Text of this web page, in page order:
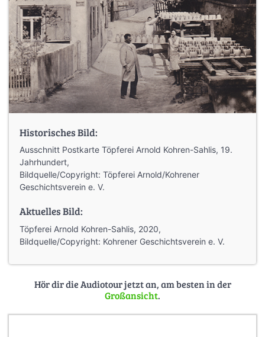
Historisches Bild:
Ausschnitt Postkarte Töpferei Arnold Kohren-Sahlis, 19.
Jahrhundert,
Bildquelle/Copyright: Töpferei Arnold/Kohrener
Geschichtsverein e. V.
Aktuelles Bild:
Töpferei Arnold Kohren-Sahlis, 2020,
Bildquelle/Copyright: Kohrener Geschichtsverein e. V.
Hör dir die Audiotour jetzt an, am besten in der
Großansicht.